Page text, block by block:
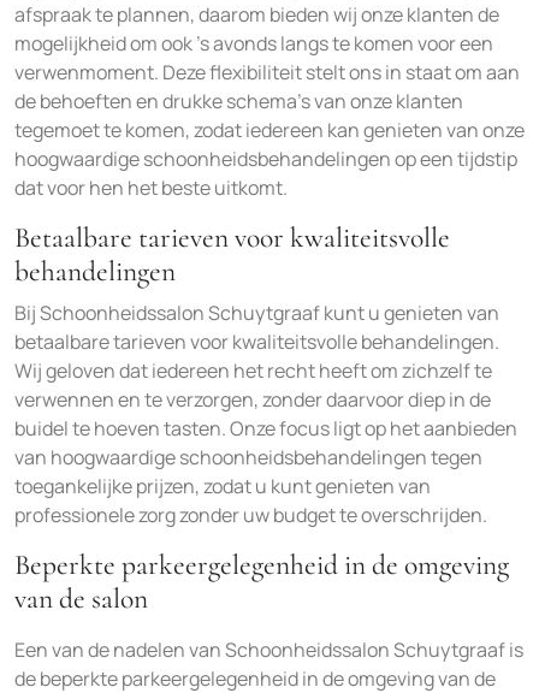
afspraak te plannen, daarom bieden wij onze klanten de
mogelijkheid om ook ’s avonds langs te komen voor een
verwenmoment. Deze flexibiliteit stelt ons in staat om aan
de behoeften en drukke schema’s van onze klanten
tegemoet te komen, zodat iedereen kan genieten van onze
hoogwaardige schoonheidsbehandelingen op een tijdstip
dat voor hen het beste uitkomt.
Betaalbare tarieven voor kwaliteitsvolle
behandelingen
Bij Schoonheidssalon Schuytgraaf kunt u genieten van
betaalbare tarieven voor kwaliteitsvolle behandelingen.
Wij geloven dat iedereen het recht heeft om zichzelf te
verwennen en te verzorgen, zonder daarvoor diep in de
buidel te hoeven tasten. Onze focus ligt op het aanbieden
van hoogwaardige schoonheidsbehandelingen tegen
toegankelijke prijzen, zodat u kunt genieten van
professionele zorg zonder uw budget te overschrijden.
Beperkte parkeergelegenheid in de omgeving
van de salon
Een van de nadelen van Schoonheidssalon Schuytgraaf is
de beperkte parkeergelegenheid in de omgeving van de